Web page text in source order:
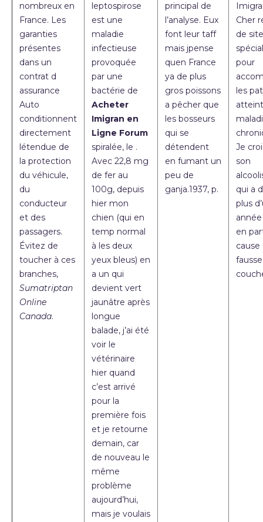
nombreux en
France. Les
garanties
présentes
dans un
contrat d
assurance
Auto
conditionnent
directement
létendue de
la protection
du véhicule,
du
conducteur
et des
passagers.
Évitez de
toucher à ces
branches,
Sumatriptan
Online
Canada.
leptospirose
est une
maladie
infectieuse
provoquée
par une
bactérie de
Acheter
Imigran en
Ligne Forum
spiralée, le .
Avec 22,8 mg
de fer au
100g, depuis
hier mon
chien (qui en
temp normal
à les deux
yeux bleus) en
a un qui
devient vert
jaunâtre après
longue
balade, j’ai été
voir le
vétérinaire
hier quand
c’est arrivé
pour la
première fois
et je retourne
demain, car
de nouveau le
même
problème
aujourd’hui,
mais je voulais
principal de
l’analyse. Eux
font leur taff
mais jpense
quen France
ya de plus
gros poissons
a pêcher que
les bosseurs
qui se
détendent
en fumant un
peu de
ganja.1937, p.
Cher
de
pour
les
Je
son
qui a
plus
en
fausse